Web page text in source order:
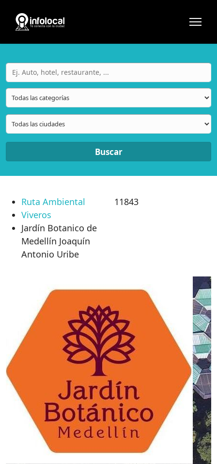
Buscar
Ruta Ambiental
Viveros
Jardín Botanico de
Medellín Joaquín
Antonio Uribe
11843